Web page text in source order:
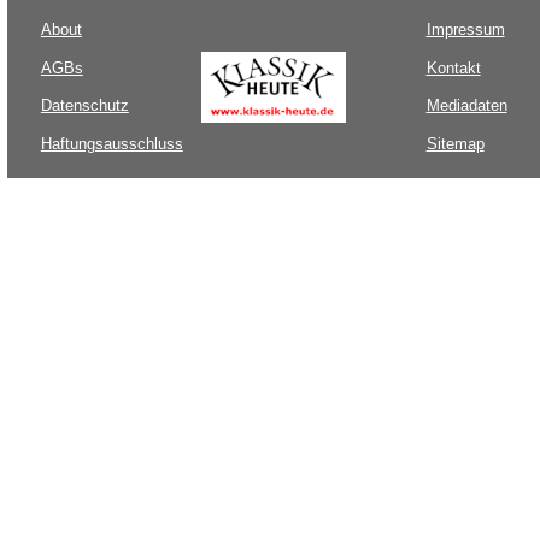
About
AGBs
Datenschutz
Haftungsausschluss
Impressum
Kontakt
Mediadaten
Sitemap